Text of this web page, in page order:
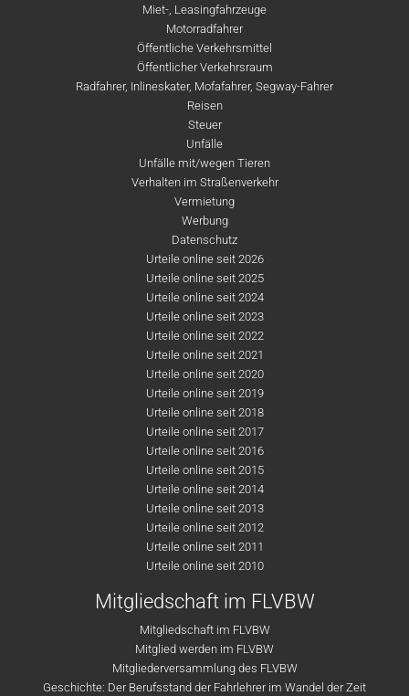
Miet-, Leasingfahrzeuge
Motorradfahrer
Öffentliche Verkehrsmittel
Öffentlicher Verkehrsraum
Radfahrer, Inlineskater, Mofafahrer, Segway-Fahrer
Reisen
Steuer
Unfälle
Unfälle mit/wegen Tieren
Verhalten im Straßenverkehr
Vermietung
Werbung
Datenschutz
Urteile online seit 2026
Urteile online seit 2025
Urteile online seit 2024
Urteile online seit 2023
Urteile online seit 2022
Urteile online seit 2021
Urteile online seit 2020
Urteile online seit 2019
Urteile online seit 2018
Urteile online seit 2017
Urteile online seit 2016
Urteile online seit 2015
Urteile online seit 2014
Urteile online seit 2013
Urteile online seit 2012
Urteile online seit 2011
Urteile online seit 2010
Mitgliedschaft im FLVBW
Mitgliedschaft im FLVBW
Mitglied werden im FLVBW
Mitgliederversammlung des FLVBW
Geschichte: Der Berufsstand der Fahrlehrer im Wandel der Zeit